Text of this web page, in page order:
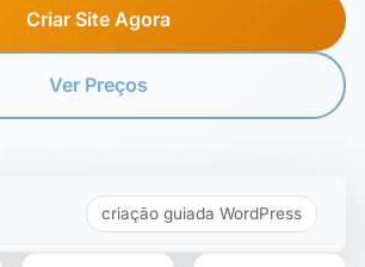
Criar Site Agora
Ver Preços
criação guiada WordPress